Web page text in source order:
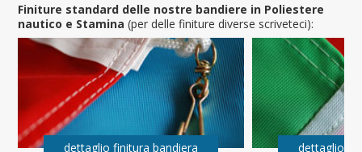
Finiture standard delle nostre bandiere in Poliestere
nautico e Stamina(per delle finiture diverse scriveteci):
dettaglio finitura bandiera dettaglio